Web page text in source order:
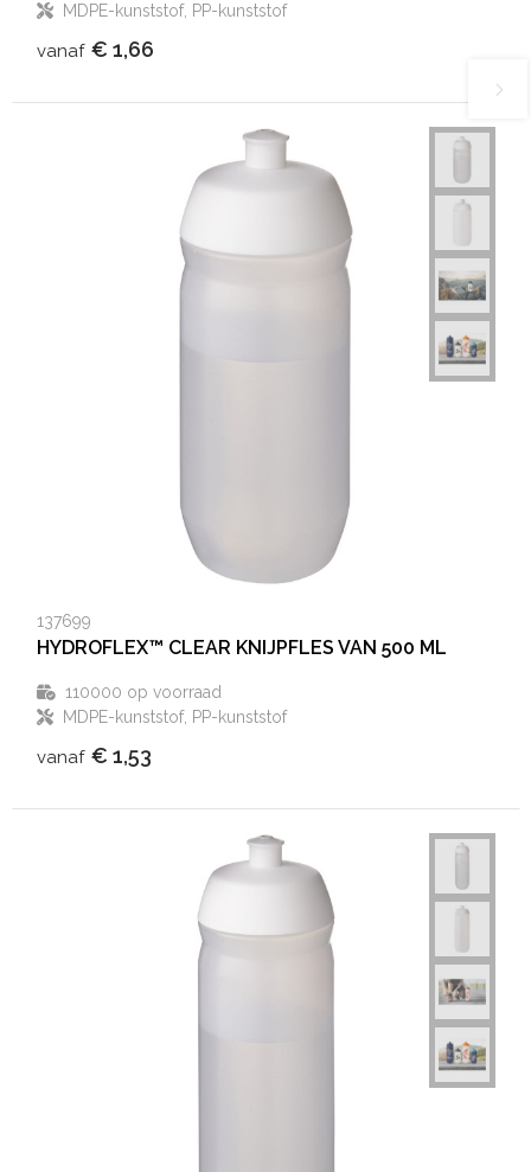
MDPE-kunststof, PP-kunststof
vanaf € 1,66
137699
HYDROFLEX™ CLEAR KNIJPFLES VAN 500 ML
110000 op voorraad
MDPE-kunststof, PP-kunststof
vanaf € 1,53